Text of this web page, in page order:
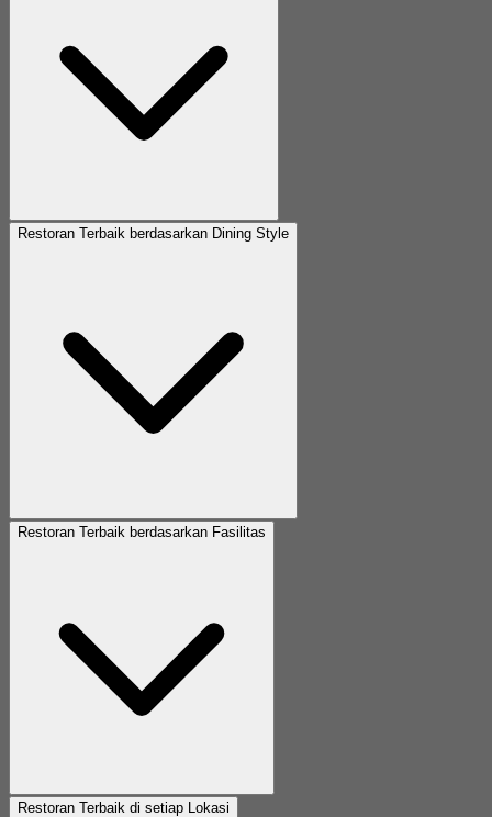
Restoran Terbaik berdasarkan Dining Style
Restoran Terbaik berdasarkan Fasilitas
Restoran Terbaik di setiap Lokasi